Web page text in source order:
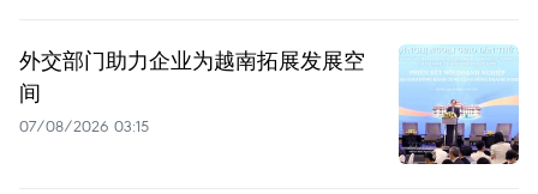
外交部门助力企业为越南拓展发展空
间
07/08/2026 03:15